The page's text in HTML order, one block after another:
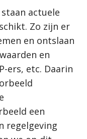
actuele
Zo zijn er
en ontslaan
en
ers, etc. Daarin
een
regelgeving